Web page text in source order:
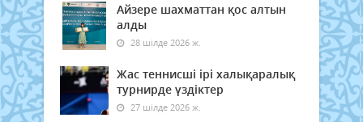
Айзере шахматтан қос алтын
алды
28 шілде 2026 ж.
Жас теннисші ірі халықаралық
турнирде үздіктер
27 шілде 2026 ж.